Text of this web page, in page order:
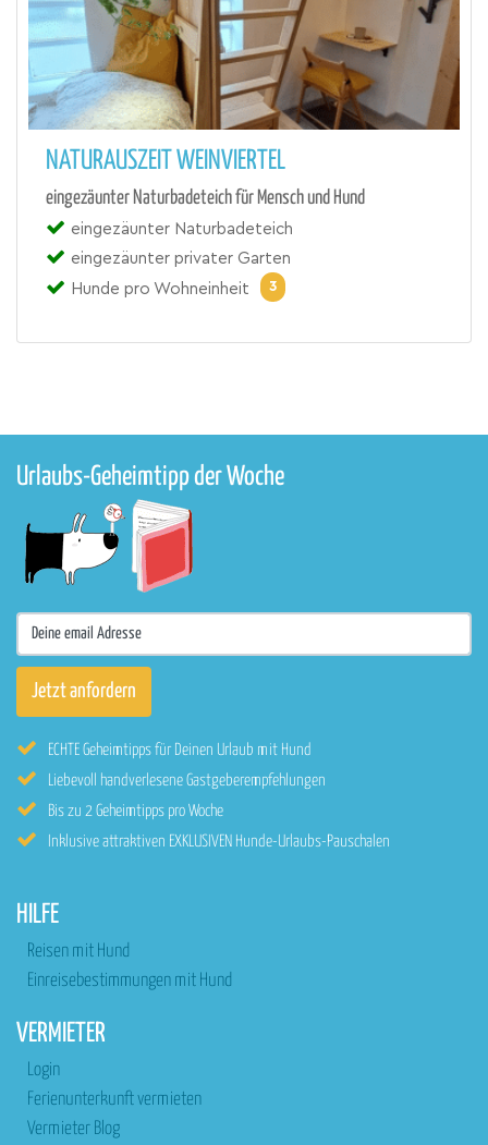
NATURAUSZEIT WEINVIERTEL
eingezäunter Naturbadeteich für Mensch und Hund
eingezäunter Naturbadeteich
eingezäunter privater Garten
Hunde pro Wohneinheit
3
Urlaubs-Geheimtipp der Woche
ECHTE Geheimtipps für Deinen Urlaub mit Hund
Liebevoll handverlesene Gastgeberempfehlungen
Bis zu 2 Geheimtipps pro Woche
Inklusive attraktiven EXKLUSIVEN Hunde-Urlaubs-Pauschalen
HILFE
Reisen mit Hund
Einreisebestimmungen mit Hund
VERMIETER
Login
Ferienunterkunft vermieten
Vermieter Blog